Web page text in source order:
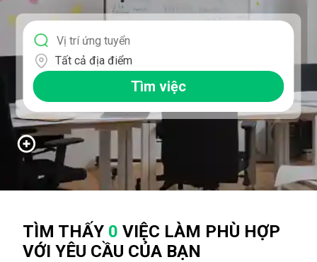
Tất cả địa điểm
Tìm việc
TÌM THẤY 0 VIỆC LÀM PHÙ HỢP
VỚI YÊU CẦU CỦA BẠN